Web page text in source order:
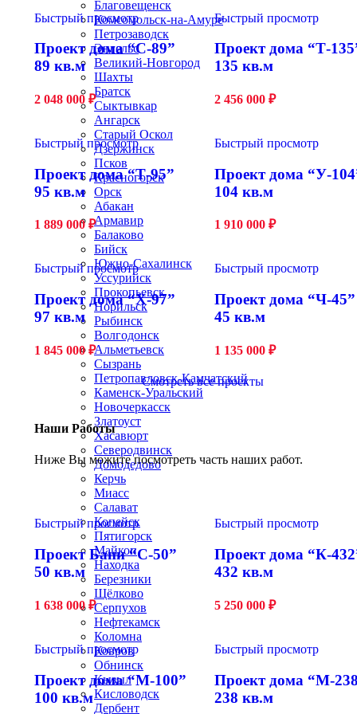
Благовещенск
Комсомольск-на-Амуре
Петрозаводск
Энгельс
Великий-Новгород
Шахты
Братск
Сыктывкар
Ангарск
Старый Оскол
Дзержинск
Псков
Красногорск
Орск
Абакан
Армавир
Балаково
Бийск
Южно-Сахалинск
Уссурийск
Прокопьевск
Норильск
Рыбинск
Волгодонск
Альметьевск
Сызрань
Петропавловск-Камчатский
Каменск-Уральский
Новочеркасск
Златоуст
Хасавюрт
Северодвинск
Домодедово
Керчь
Миасс
Салават
Копейск
Пятигорск
Майкоп
Находка
Березники
Щёлково
Серпухов
Нефтекамск
Коломна
Ковров
Обнинск
Кызыл
Кисловодск
Дербент
Быстрый просмотр
Проект дома “С-89”
89 кв.м
2 048 000 ₽
Быстрый просмотр
Проект дома “Т-
135 кв.м
2 456 000 ₽
Быстрый просмотр
Проект дома “Т-95”
95 кв.м
1 889 000₽
Быстрый просмотр
Проект дома “У-
104 кв.м
1 910 000 ₽
Быстрый просмотр
Проект дома “Х-97”
97 кв.м
1 845 000₽
Быстрый просмотр
Проект дома “Ч-45”
45 кв.м
1 135 000 ₽
Смотреть все проекты
Наши Работы
Ниже Вы можите посмотреть часть наших работ.
Быстрый просмотр
Проект Бани “С-50”
50 кв.м
1 638 000₽
Быстрый просмотр
Проект дома “К-
432 кв.м
5 250 000 ₽
Быстрый просмотр
Проект дома “М-100”
100 кв.м
Быстрый просмотр
Проект дома “М-
238 кв.м